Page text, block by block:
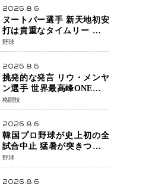
能性
2026.8.6
ヌートバー選手 新天地初安
打は貴重なタイムリー 本拠
地ファンが大歓声 笑顔で歓
喜
野球
2026.8.6
挑発的な発言 リウ・メンヤ
ン選手 世界最高峰ONEで浮
き彫りになる 日本キックボ
クシングが直面する“技術
戦”の現在地
格闘技
2026.8.6
韓国プロ野球が史上初の全
試合中止 猛暑が突きつけた
「屋外スポーツの限界」 日
本発のドーム型施設時代へ
野球
2026.8.6